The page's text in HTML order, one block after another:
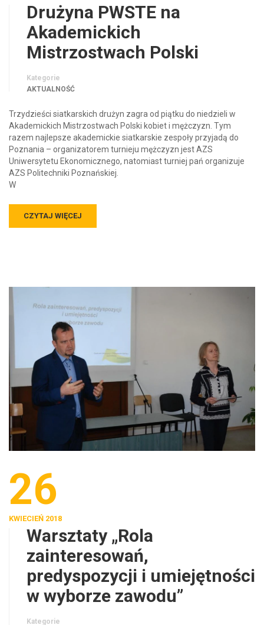
Drużyna PWSTE na
Akademickich
Mistrzostwach Polski
Kategorie
AKTUALNOŚĆ
Trzydzieści siatkarskich drużyn zagra od piątku do niedzieli w
Akademickich Mistrzostwach Polski kobiet i mężczyzn. Tym
razem najlepsze akademickie siatkarskie zespoły przyjadą do
Poznania – organizatorem turnieju mężczyzn jest AZS
Uniwersytetu Ekonomicznego, natomiast turniej pań organizuje
AZS Politechniki Poznańskiej.
W
CZYTAJ WIĘCEJ
26
KWIECIEŃ 2018
Warsztaty „Rola
zainteresowań,
predyspozycji i umiejętności
w wyborze zawodu”
Kategorie